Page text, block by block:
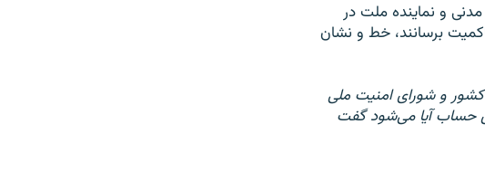
و نماینده ملت در
برسانند، خط و نشان
کشور و شورای امنیت ملی
حساب آیا می‌شود گفت